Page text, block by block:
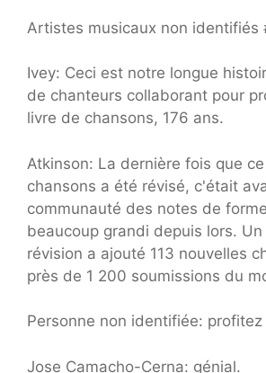
Artistes musicaux non identifiés
Ivey: Ceci est notre longue
de chanteurs collaborant pour
livre de chansons, 176 ans.
Atkinson: La dernière fois que
chansons a été révisé, c'était
communauté des notes de
beaucoup grandi depuis lors.
révision a ajouté 113 nouvelles
près de 1 200 soumissions du
Personne non identifiée:
Jose Camacho-Cerna: génial.